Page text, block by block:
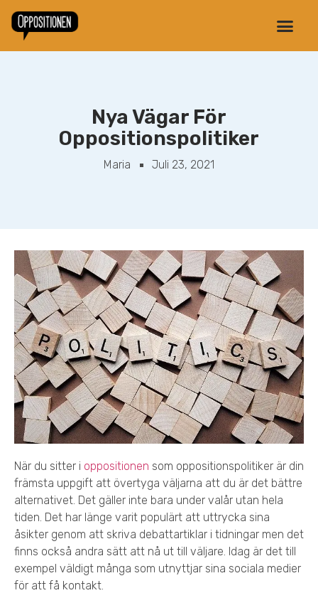
Nya Vägar För
Oppositionspolitiker
Maria Juli 23, 2021
När du sitter i oppositionen som oppositionspolitiker är din
främsta uppgift att övertyga väljarna att du är det bättre
alternativet. Det gäller inte bara under valår utan hela
tiden. Det har länge varit populärt att uttrycka sina
åsikter genom att skriva debattartiklar i tidningar men det
finns också andra sätt att nå ut till väljare. Idag är det till
exempel väldigt många som utnyttjar sina sociala medier
för att få kontakt.